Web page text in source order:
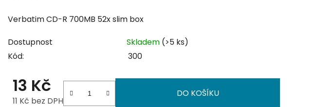
Verbatim CD-R 700MB 52x slim box
Dostupnost Skladem (>5 ks)
Kód:
300
13 Kč
11 Kč bez DPH
DO KOŠÍKU